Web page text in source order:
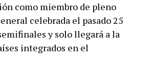
como miembro de pleno
celebrada el pasado 25
y solo llegará a la
integrados en el